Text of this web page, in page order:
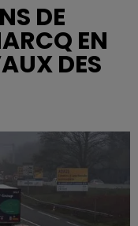
DE
EN
DES